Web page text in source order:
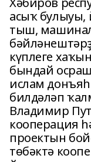
асыҡ
тыш,
күплеге
бындай
ислам
билдәләп
Владимир
кооперация
проектын
төбәктә